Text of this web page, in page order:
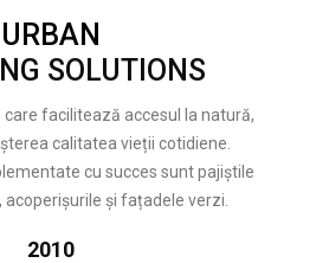
URBAN
SOLUTIONS
facilitează accesul la natură,
calitatea vieții cotidiene.
cu succes sunt pajiștile
acoperișurile și fațadele verzi.
2010